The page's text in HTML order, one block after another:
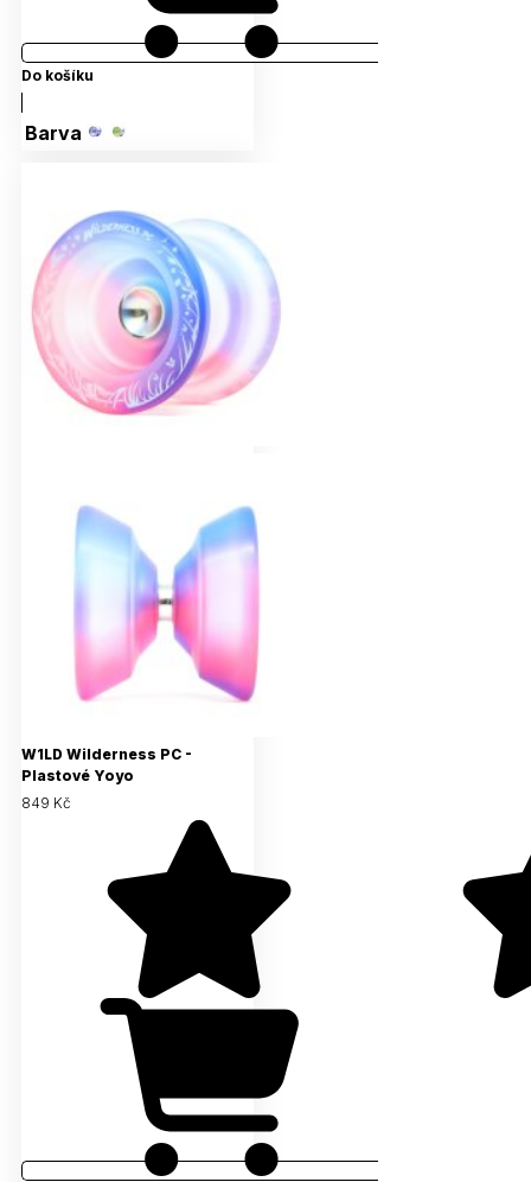
Do košíku
Barva
W1LD Wilderness PC -
Plastové Yoyo
849 Kč